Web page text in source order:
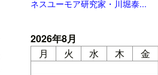
ネスユーモア研究家・川堀泰...
2026年8月
月
火 水 木 金